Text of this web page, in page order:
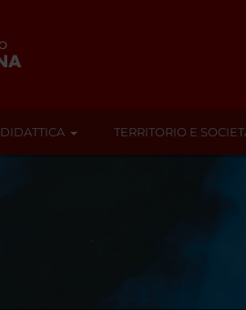
DIDATTICA TERRITORIO E